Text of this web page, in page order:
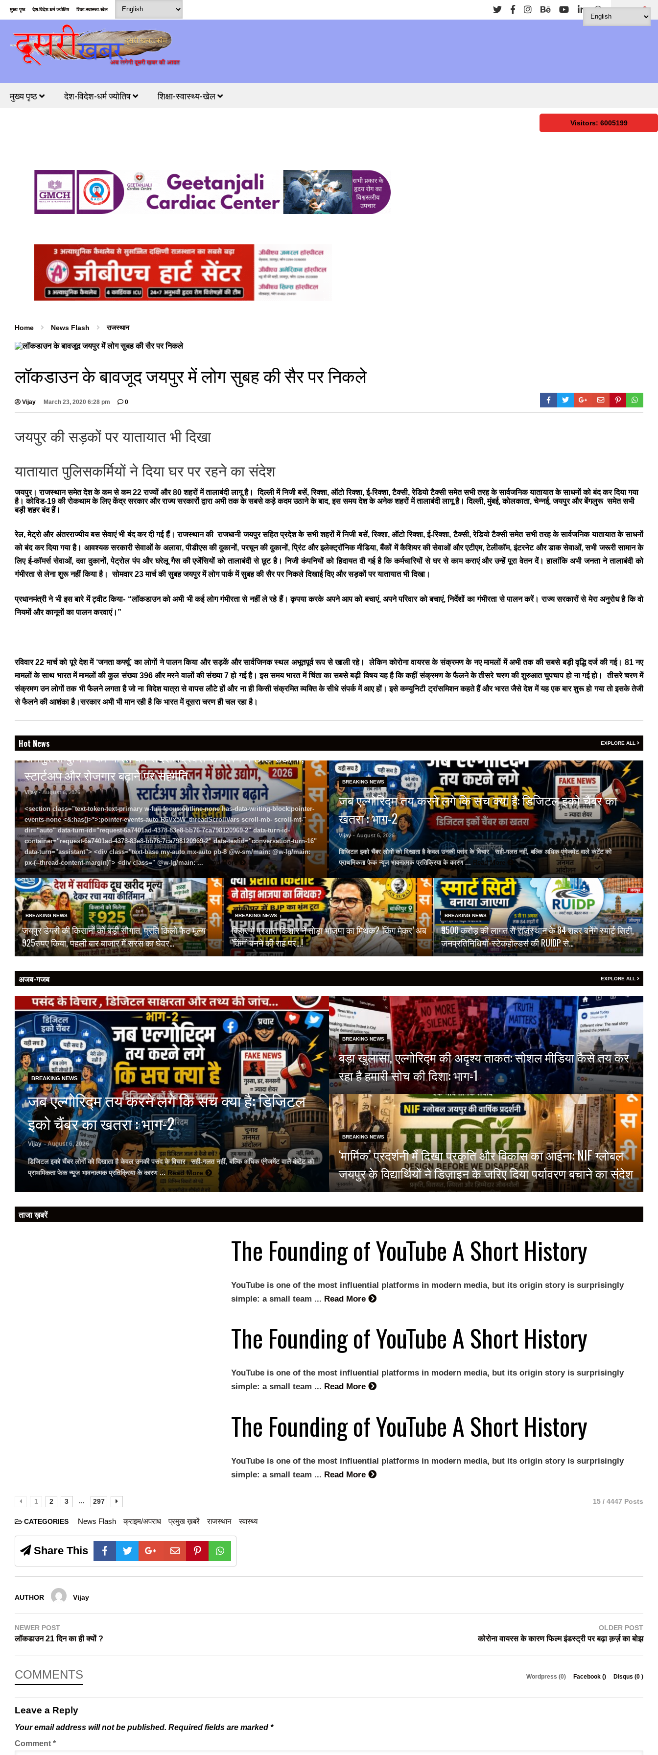
मुख्य पृष्ठ देश-विदेश-धर्म ज्योतिष शिक्षा-स्वास्थ्य-खेल
मुख्य पृष्ठ देश-विदेश-धर्म ज्योतिष शिक्षा-स्वास्थ्य-खेल
Visitors: 6005199
Home News Flash राजस्थान
लॉकडाउन के बावजूद जयपुर में लोग सुबह की सैर पर निकले
Vijay March 23, 2020 6:28 pm 0
जयपुर की सड़कों पर यातायात भी दिखा
यातायात पुलिसकर्मियों ने दिया घर पर रहने का संदेश
जयपुर। राजस्थान समेत देश के कम से कम 22 राज्यों और 80 शहरों में तालाबंदी लागू है। दिल्ली में निजी बसें, रिक्शा, ऑटो रिक्शा, ई-रिक्शा, टैक्सी, रेडियो टैक्सी समेत सभी तरह के सार्वजनिक यातायात के साधनों को बंद कर दिया गया
है। कोविड-19 की रोकथाम के लिए केंद्र सरकार और राज्य सरकारों द्वारा अभी तक के सबसे कड़े कदम उठाने के बाद, इस समय देश के अनेक शहरों में तालाबंदी लागू है। दिल्ली, मुंबई, कोलकाता, चेन्नई, जयपुर और बेंगलुरू समेत सभी
बड़ी शहर बंद हैं।
रेल, मेट्रो और अंतरराज्यीय बस सेवाएं भी बंद कर दी गई हैं। राजस्थान की राजधानी जयपुर सहित प्रदेश के सभी शहरों में निजी बसें, रिक्शा, ऑटो रिक्शा, ई-रिक्शा, टैक्सी, रेडियो टैक्सी समेत सभी तरह के सार्वजनिक यातायात के साधनों
को बंद कर दिया गया है। आवश्यक सरकारी सेवाओं के अलावा, पीडीएस की दुकानों, परचून की दुकानों, प्रिंट और इलेक्ट्रॉनिक मीडिया, बैंकों में कैशियर की सेवाओं और एटीएम, टेलीकॉम, इंटरनेट और डाक सेवाओं, सभी जरूरी सामान के
लिए ई-कॉमर्स सेवाओं, दवा दुकानों, पेट्रोल पंप और घरेलू गैस की एजेंसियों को तालाबंदी से छूट है। निजी कंपनियों को हिदायत दी गई है कि कर्मचारियों से घर से काम कराएं और उन्हें पूरा वेतन दें। हालांकि अभी जनता ने तालाबंदी को
गंभीरता से लेना शुरू नहीं किया है। सोमवार 23 मार्च की सुबह जयपुर में लोग पार्क में सुबह की सैर पर निकले दिखाई दिए और सड़कों पर यातायात भी दिखा।
प्रधानमंत्री ने भी इस बारे में ट्वीट किया- “लॉकडाउन को अभी भी कई लोग गंभीरता से नहीं ले रहे हैं। कृपया करके अपने आप को बचाएं, अपने परिवार को बचाएं, निर्देशों का गंभीरता से पालन करें। राज्य सरकारों से मेरा अनुरोध है कि वो
नियमों और कानूनों का पालन करवाएं।”
रविवार 22 मार्च को पूरे देश में ‘जनता कर्फ्यू’ का लोगों ने पालन किया और सड़कें और सार्वजिनक स्थल अभूतपूर्व रूप से खाली रहे। लेकिन कोरोना वायरस के संक्रमण के नए मामलों में अभी तक की सबसे बड़ी वृद्धि दर्ज की गई। 81 नए
मामलों के साथ भारत में मामलों की कुल संख्या 396 और मरने वालों की संख्या 7 हो गई है। इस समय भारत में चिंता का सबसे बड़ी विषय यह है कि कहीं संक्रमण के फैलने के तीसरे चरण की शुरुआत चुपचाप हो ना गई हो। तीसरे चरण में
संक्रमण उन लोगों तक भी फैलने लगता है जो ना विदेश यात्रा से वापस लौटे हों और ना ही किसी संक्रमित व्यक्ति के सीधे संपर्क में आए हों। इसे कम्युनिटी ट्रांसमिशन कहते हैं और भारत जैसे देश में यह एक बार शुरू हो गया तो इसके तेजी
से फैलने की आशंका है।सरकार अभी भी मान रही है कि भारत में दूसरा चरण ही चल रहा है।
Hot News EXPLORE ALL
BREAKING NEWS
जयपुर से दुनिया को भारत का संदेश: ब्रिक्स सम्मेलन में छोटे उद्योगों,
स्टार्टअप और रोजगार बढ़ाने पर सहमति
Vijay - August 6, 2026
<section class="text-token-text-primary w-full focus:outline-none has-data-writing-block:pointer-
events-none <&:has()>*>:pointer-events-auto R6Vx5W_threadScrollVars scroll-mb- scroll-mt-"
dir="auto" data-turn-id="request-6a7401ad-4378-83e8-bb76-7ca798120969-2" data-turn-id-
container="request-6a7401ad-4378-83e8-bb76-7ca798120969-2" data-testid="conversation-turn-16"
data-turn="assistant"> <div class="text-base my-auto mx-auto pb-8 @w-sm/main: @w-lg/main:
px-(--thread-content-margin)"> <div class=" @w-lg/main: ...
Read More
BREAKING NEWS
जब एल्गोरिद्म तय करने लगे कि सच क्या है: डिजिटल इको चैंबर का
खतरा : भाग-2
Vijay - August 6, 2026
डिजिटल इको चैंबर लोगों को दिखाता है केवल उनकी पसंद के विचार सही-गलत नहीं, बल्कि अधिक एंगेजमेंट वाले कंटेंट को
प्राथमिकता फेक न्यूज भावनात्मक प्रतिक्रिया के कारण ... Read More
BREAKING NEWS
जयपुर डेयरी की किसानों को बड़ी सौगात, प्रति किलो फैट मूल्य
925रुपए किया, पहली बार बाजार में सरस का घेवर…
BREAKING NEWS
बिहार में प्रशांत किशोर ने तोड़ा भाजपा का मिथक? ‘किंग मेकर’ अब
‘किंग’ बनने की राह पर…!
BREAKING NEWS
₹9500 करोड़ की लागत से राजस्थान के 84 शहर बनेंगे स्मार्ट सिटी,
जनप्रतिनिधियों-स्टेकहोल्डर्स की RUIDP से…
अजब-गजब EXPLORE ALL
BREAKING NEWS
जब एल्गोरिद्म तय करने लगे कि सच क्या है: डिजिटल
इको चैंबर का खतरा : भाग-2
Vijay - August 6, 2026
डिजिटल इको चैंबर लोगों को दिखाता है केवल उनकी पसंद के विचार सही-गलत नहीं, बल्कि अधिक एंगेजमेंट वाले कंटेंट को
प्राथमिकता फेक न्यूज भावनात्मक प्रतिक्रिया के कारण ... Read More
BREAKING NEWS
बड़ा खुलासा, एल्गोरिद्म की अदृश्य ताकत: सोशल मीडिया कैसे तय कर
रहा है हमारी सोच की दिशा: भाग-1
BREAKING NEWS
‘मार्मिक’ प्रदर्शनी में दिखा प्रकृति और विकास का आईना: NIF ग्लोबल
जयपुर के विद्यार्थियों ने डिज़ाइन के जरिए दिया पर्यावरण बचाने का संदेश
ताजा ख़बरें
The Founding of YouTube A Short History
YouTube is one of the most influential platforms in modern media, but its origin story is surprisingly
simple: a small team ... Read More
The Founding of YouTube A Short History
YouTube is one of the most influential platforms in modern media, but its origin story is surprisingly
simple: a small team ... Read More
The Founding of YouTube A Short History
YouTube is one of the most influential platforms in modern media, but its origin story is surprisingly
simple: a small team ... Read More
1 2 3 ... 297 15 / 4447 Posts
CATEGORIES News Flash क्राइम/अपराध प्रमुख ख़बरें राजस्थान स्वास्थ्य
Share This
AUTHOR Vijay
NEWER POST
लॉकडाउन 21 दिन का ही क्यों ?
OLDER POST
कोरोना वायरस के कारण फिल्म इंडस्ट्री पर बढ़ा क़र्ज़ का बोझ
COMMENTS Wordpress (0) Facebook () Disqus (0 )
Leave a Reply
Your email address will not be published. Required fields are marked *
Comment *